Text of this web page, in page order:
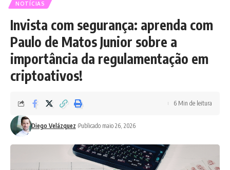
NOTÍCIAS
Invista com segurança: aprenda com
Paulo de Matos Junior sobre a
importância da regulamentação em
criptoativos!
Diego Velázquez Publicado maio 26, 2026
6 Min de leitura